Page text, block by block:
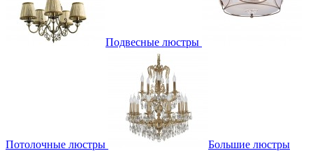
Подвесные люстры
Потолочные люстры Большие люстры